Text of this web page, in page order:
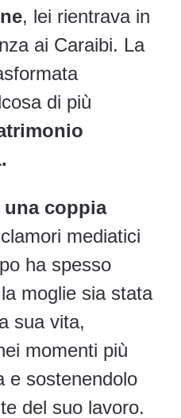
, lei rientrava in
ai Caraibi. La
di più
una coppia
mediatici
ha spesso
moglie sia stata
sua vita,
momenti più
e sostenendolo
del suo lavoro.